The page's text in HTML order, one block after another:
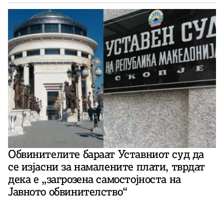
Обвинителите бараат Уставниот суд да
се изјасни за намалените плати, тврдат
дека е „загрозена самостојноста на
Јавното обвинителство“